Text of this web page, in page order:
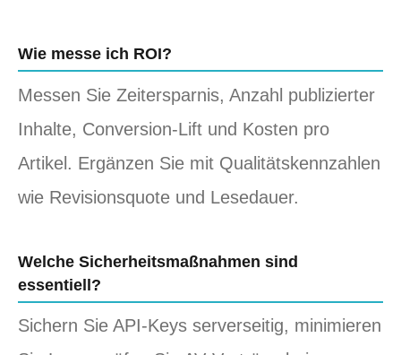
Wie messe ich ROI?
Messen Sie Zeitersparnis, Anzahl publizierter
Inhalte, Conversion‑Lift und Kosten pro
Artikel. Ergänzen Sie mit Qualitätskennzahlen
wie Revisionsquote und Lesedauer.
Welche Sicherheitsmaßnahmen sind
essentiell?
Sichern Sie API‑Keys serverseitig, minimieren